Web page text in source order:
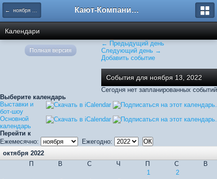
← ноября 2022 Кают-Компания "Катера и Яхты"
Календари
← Предыдущий день
Следующий день →
Добавить событие
События для ноября 13, 2022
Сегодня нет запланированных событий
Выберите календарь
Выставки и
бот-шоу
Основной
календарь
Перейти к
Ежемесячно:
Ежегодно:
октября 2022
П
В С Ч П С
В
1
2
Полная версия